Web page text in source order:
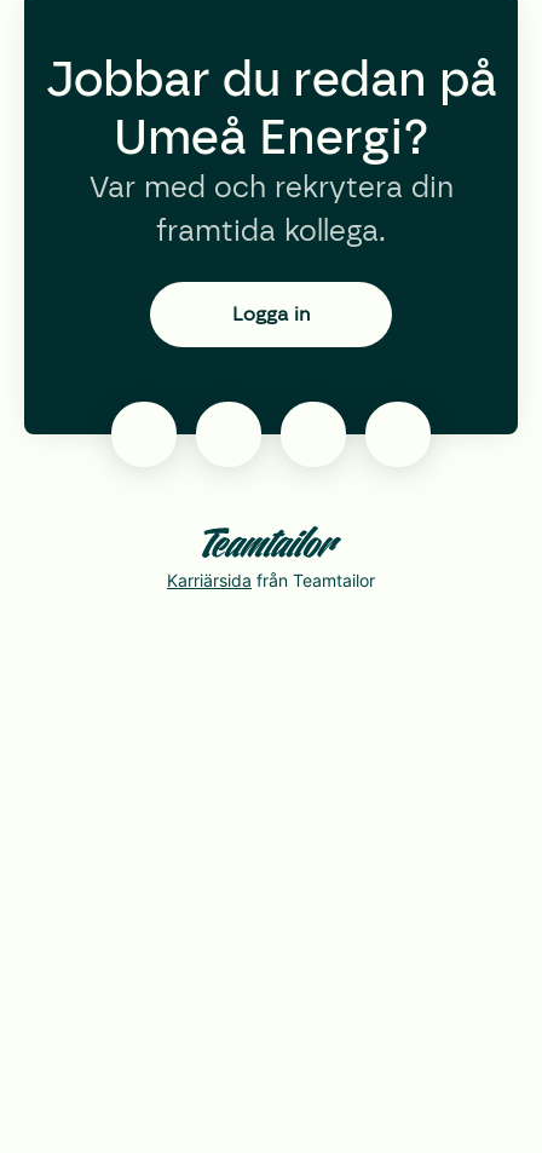
Jobbar du redan på
Umeå Energi?
Var med och rekrytera din
framtida kollega.
Logga in
Karriärsida från Teamtailor